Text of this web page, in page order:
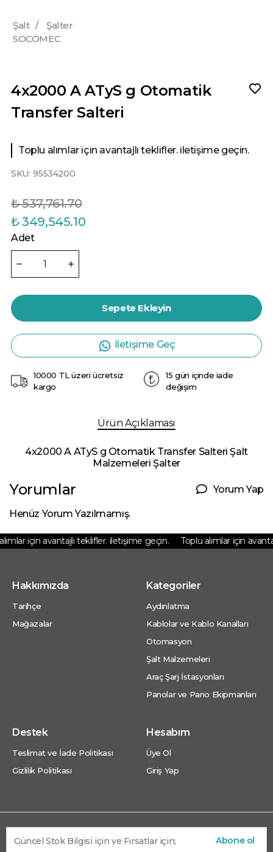
Şalt /
Şalter
SOCOMEC
4x2000 A ATyS g Otomatik
Transfer Salteri
Toplu alımlar için avantajlı teklifler. iletişime geçin.
SKU: 95534200
₺ 537,761.70
₺ 349,545.10
Adet
Sepete Ekleyin
İletişime Geç
10000 TL üzeri ücretsiz
kargo
15 gün içinde iade
değişim
Ürün Açıklaması
4x2000 A ATyS g Otomatik Transfer Salteri Şalt
Malzemeleri Şalter
Yorumlar Yorum Yap
Henüz Yorum Yazılmamış.
için avantajlı teklifler. iletişime geçin. Toplu alımlar için
Hakkımızda
Tarihçe
Mağazalar
Kategoriler
Aydınlatma
Kablolar ve Kablo Kanalları
Otomasyon
Şalt Malzemeleri
Araç Şarj İstasyonları
Panolar ve Pano Ekipmanları
Destek
Teslimat ve İade Politikası
Gizlilik Politikası
Hesabım
Üye Ol
Giriş Yap
Abone ol